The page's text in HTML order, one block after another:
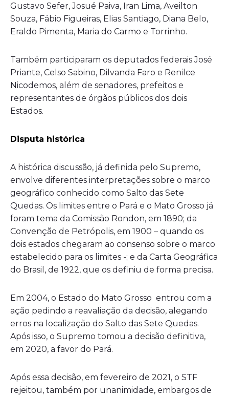
Gustavo Sefer, Josué Paiva, Iran Lima, Aveilton
Souza, Fábio Figueiras, Elias Santiago, Diana Belo,
Eraldo Pimenta, Maria do Carmo e Torrinho.
Também participaram os deputados federais José
Priante, Celso Sabino, Dilvanda Faro e Renilce
Nicodemos, além de senadores, prefeitos e
representantes de órgãos públicos dos dois
Estados.
Disputa histórica
A histórica discussão, já definida pelo Supremo,
envolve diferentes interpretações sobre o marco
geográfico conhecido como Salto das Sete
Quedas. Os limites entre o Pará e o Mato Grosso já
foram tema da Comissão Rondon, em 1890; da
Convenção de Petrópolis, em 1900 – quando os
dois estados chegaram ao consenso sobre o marco
estabelecido para os limites -; e da Carta Geográfica
do Brasil, de 1922, que os definiu de forma precisa.
Em 2004, o Estado do Mato Grosso entrou com a
ação pedindo a reavaliação da decisão, alegando
erros na localização do Salto das Sete Quedas.
Após isso, o Supremo tomou a decisão definitiva,
em 2020, a favor do Pará.
Após essa decisão, em fevereiro de 2021, o STF
rejeitou, também por unanimidade, embargos de